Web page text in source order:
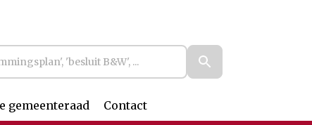
gemeenteraad Contact